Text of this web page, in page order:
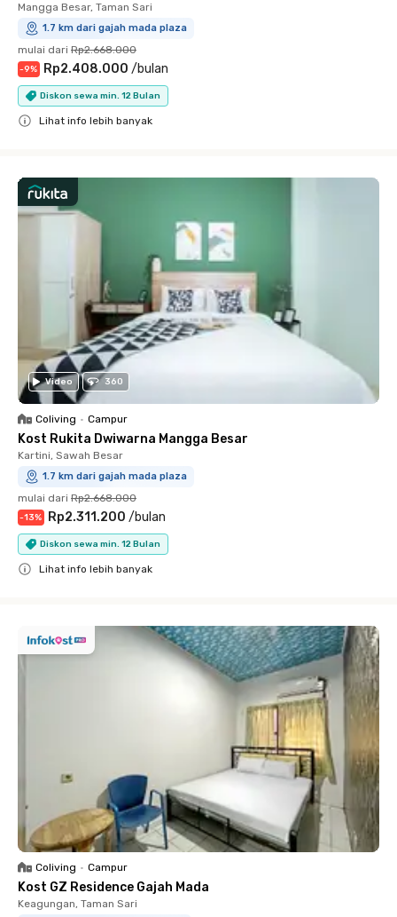
Mangga Besar, Taman Sari
1.7 km dari gajah mada plaza
mulai dari Rp2.668.000
-9% Rp2.408.000 /bulan
Diskon sewa min. 12 Bulan
Lihat info lebih banyak
Video 360
Coliving • Campur
Kost Rukita Dwiwarna Mangga Besar
Kartini, Sawah Besar
1.7 km dari gajah mada plaza
mulai dari Rp2.668.000
-13% Rp2.311.200 /bulan
Diskon sewa min. 12 Bulan
Lihat info lebih banyak
Coliving • Campur
Kost GZ Residence Gajah Mada
Keagungan, Taman Sari